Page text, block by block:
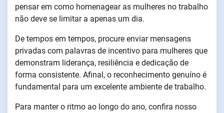
pensar em como homenagear as mulheres no trabalho
não deve se limitar a apenas um dia.
De tempos em tempos, procure enviar mensagens
privadas com palavras de incentivo para mulheres que
demonstram liderança, resiliência e dedicação de
forma consistente. Afinal, o reconhecimento genuíno é
fundamental para um excelente ambiente de trabalho.
Para manter o ritmo ao longo do ano, confira nosso